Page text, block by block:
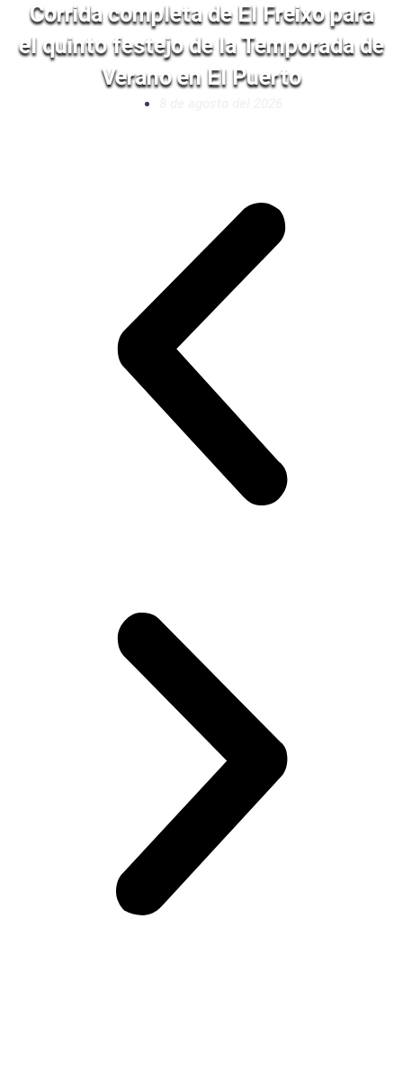
Corrida completa de El Freixo para
el quinto festejo de la Temporada de
Verano en El Puerto